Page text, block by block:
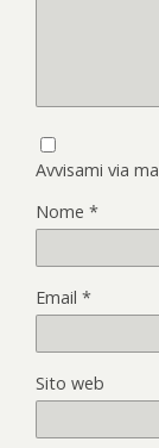
Avvisami via
Nome *
Email *
Sito web